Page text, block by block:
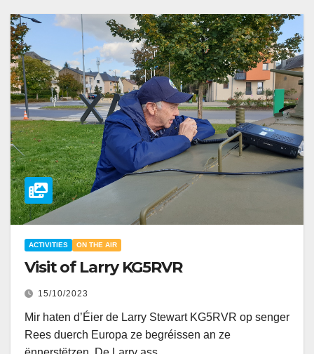
ACTIVITIES ON THE AIR
Visit of Larry KG5RVR
15/10/2023
Mir haten d’Éier de Larry Stewart KG5RVR op senger
Rees duerch Europa ze begréissen an ze